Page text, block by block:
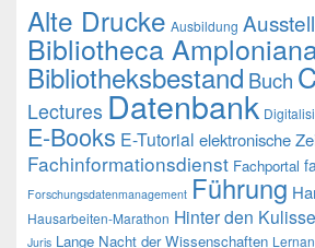
Alte Drucke Ausbildung
Bibliotheca
Bibliotheksbestand Buch
Lectures Datenbank
E-Books E-Tutorial elektronische
Fachinformationsdienst Fachportal
Forschungsdatenmanagement Führung
Hausarbeiten-Marathon Hinter den
Juris Lange Nacht der Wissenschaften